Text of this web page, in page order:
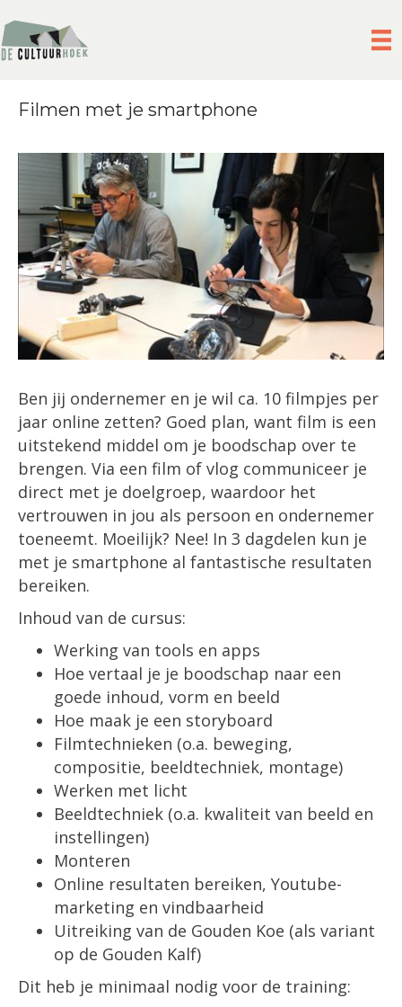
Filmen met je smartphone
Ben jij ondernemer en je wil ca. 10 filmpjes per
jaar online zetten? Goed plan, want film is een
uitstekend middel om je boodschap over te
brengen. Via een film of vlog communiceer je
direct met je doelgroep, waardoor het
vertrouwen in jou als persoon en ondernemer
toeneemt. Moeilijk? Nee! In 3 dagdelen kun je
met je smartphone al fantastische resultaten
bereiken.
Inhoud van de cursus:
Werking van tools en apps
Hoe vertaal je je boodschap naar een
goede inhoud, vorm en beeld
Hoe maak je een storyboard
Filmtechnieken (o.a. beweging,
compositie, beeldtechniek, montage)
Werken met licht
Beeldtechniek (o.a. kwaliteit van beeld en
instellingen)
Monteren
Online resultaten bereiken, Youtube-
marketing en vindbaarheid
Uitreiking van de Gouden Koe (als variant
op de Gouden Kalf)
Dit heb je minimaal nodig voor de training: